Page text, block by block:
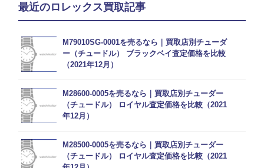
最近のロレックス買取記事
M79010SG-0001を売るなら｜買取店別チューダ
ー（チュードル） ブラックベイ査定価格を比較
（2021年12月）
M28600-0005を売るなら｜買取店別チューダー
（チュードル） ロイヤル査定価格を比較（2021
年12月）
M28500-0005を売るなら｜買取店別チューダー
（チュードル） ロイヤル査定価格を比較（2021